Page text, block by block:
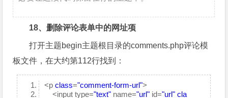
18、删除评论表单中的网址项
打开主题begin主题根目录的comments.php评论模
板文件，在大约第112行找到：
<pclass="comment-form-url">
<input type="text" name="url" id="url" cla